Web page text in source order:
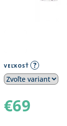
VEĽKOSŤ ?
€69